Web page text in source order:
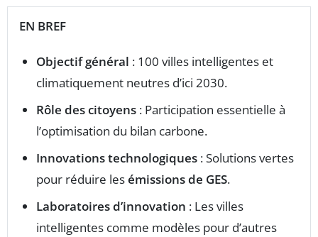
EN BREF
Objectif général : 100 villes intelligentes et
climatiquement neutres d’ici 2030.
Rôle des citoyens : Participation essentielle à
l’optimisation du bilan carbone.
Innovations technologiques : Solutions vertes
pour réduire lesémissions de GES.
Laboratoires d’innovation : Les villes
intelligentes comme modèles pour d’autres